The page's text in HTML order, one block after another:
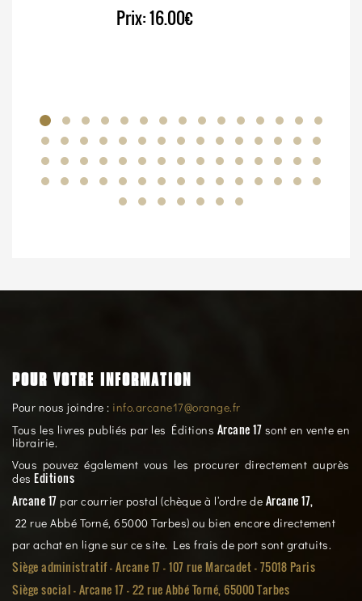
Prix:16.00€
POUR VOTRE INFORMATION
Pour nous joindre : info.arcane17@orange.fr
Tous les livres publiés par les Éditions Arcane 17 sont en vente en
librairie.
Vous pouvez également vous les procurer directement auprès
des Editions
Arcane 17 par courrier postal (chèque à l’ordre de Arcane 17,
22 rue Abbé Torné, 65000 Tarbes) ou bien encore directement
par achat en ligne sur ce site. Les frais de port sont gratuits.
Siège administratif - Arcane 17 - 107 rue Marcadet - 75018 Paris
Siège social -Arcane 17 - 22 rue Abbé Torné, 65000 Tarbes